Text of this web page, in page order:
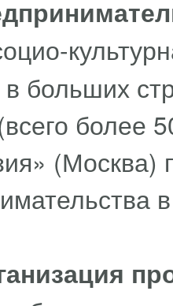
больших
более
(Москва)